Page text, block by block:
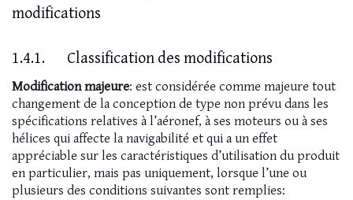
modifications
1.4.1. Classification des modifications
Modification majeure: est considérée comme majeure tout
changement de la conception de type non prévu dans les
spécifications relatives à l’aéronef, à ses moteurs ou à ses
hélices qui affecte la navigabilité et qui a un effet
appréciable sur les caractéristiques d’utilisation du produit
en particulier, mais pas uniquement, lorsque l’une ou
plusieurs des conditions suivantes sont remplies: